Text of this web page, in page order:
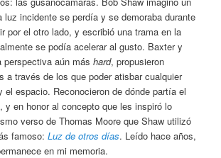
luz incidente se perdía y se demoraba durante
por el otro lado, y escribió una trama en la
se podía acelerar al gusto. Baxter y
perspectiva aún máshard, propusieron
a través de los que poder atisbar cualquier
el espacio. Reconocieron de dónde partía el
y en honor al concepto que les inspiró lo
verso de Thomas Moore que Shaw utilizó
famoso:Luz de otros días. Leído hace años,
en mi memoria.